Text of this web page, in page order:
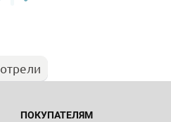
ПОКУПАТЕЛЯМ